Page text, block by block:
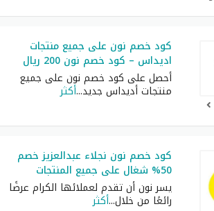
كود خصم نون على جميع منتجات
اديداس – كود خصم نون 200 ريال
أحصل على كود خصم نون على جميع
منتجات أديداس جديد...أكثر
كود خصم نون نجلاء عبدالعزيز خصم
50% شغال على جميع المنتجات
يسر نون أن تقدم لعملائها الكرام عرضًا
رائعًا من خلال...أكثر